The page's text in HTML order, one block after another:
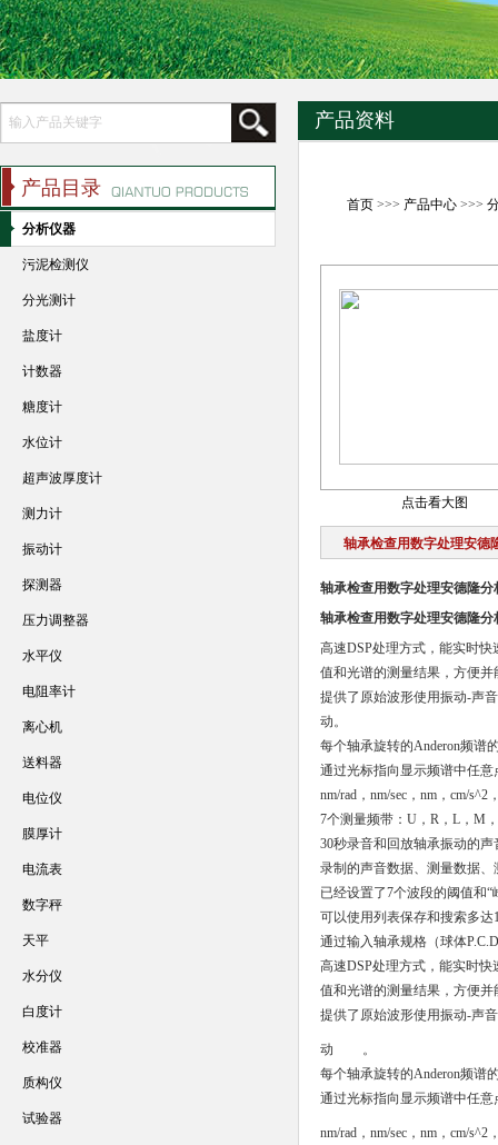
产品资料
首页>>> 产品中心>>>
点击看大图
轴承检查用数字处理安德
轴承检查用数字处理安德隆分
轴承检查用数字处理安德隆分
高速DSP处理方式，能实时
值和光谱的测量结果，方便
提供了原始波形使用振动-声
动。
每个轴承旋转的Anderon频谱
通过光标指向显示频谱中任意
nm/rad，nm/sec，nm，cm/s^2
7个测量频带：U，R，L，M
30秒录音和回放轴承振动的
录制的声音数据、测量数据
已经设置了7个波段的阈值和
可以使用列表保存和搜索多达
通过输入轴承规格（球体
高速DSP处理方式，能实时
值和光谱的测量结果，方便
提供了原始波形使用振动-声
动
。
每个轴承旋转的Anderon频谱
通过光标指向显示频谱中任意
nm/rad，nm/sec，nm，cm/s^2
产品目录
分析仪器
污泥检测仪
分光测计
盐度计
计数器
糖度计
水位计
超声波厚度计
测力计
振动计
探测器
压力调整器
水平仪
电阻率计
离心机
送料器
电位仪
膜厚计
电流表
数字秤
天平
水分仪
白度计
校准器
质构仪
试验器